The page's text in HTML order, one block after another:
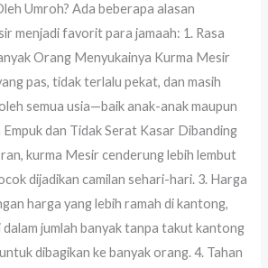
Umroh? Ada beberapa alasan
menjadi favorit para jamaah: 1. Rasa
Orang Menyukainya Kurma Mesir
pas, tidak terlalu pekat, dan masih
semua usia—baik anak-anak maupun
Empuk dan Tidak Serat Kasar Dibanding
kurma Mesir cenderung lebih lembut
dijadikan camilan sehari-hari. 3. Harga
harga yang lebih ramah di kantong,
dalam jumlah banyak tanpa takut kantong
dibagikan ke banyak orang. 4. Tahan